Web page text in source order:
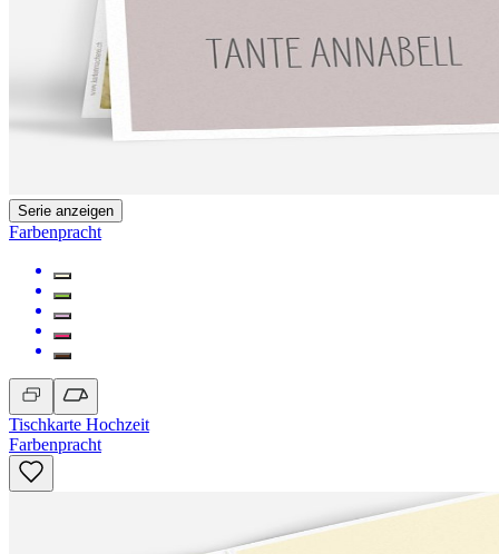
Serie anzeigen
Farbenpracht
Tischkarte Hochzeit
Farbenpracht